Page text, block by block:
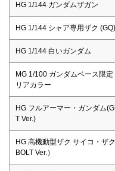
HG 1/144 ガンダムザガン
HG 1/144 シャア専用ザク (GQ)
HG 1/144 白いガンダム
MG 1/100 ガンダムベース限
リアカラー
HG フルアーマー・ガンダム
T Ver.)
HG 高機動型ザク サイコ・ザ
BOLT Ver.）